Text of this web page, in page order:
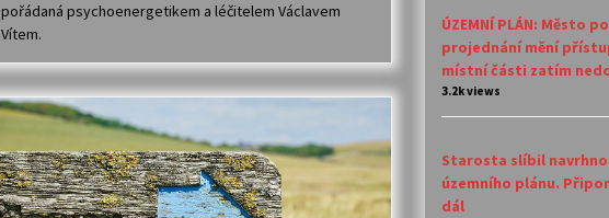
pořádaná psychoenergetikem a léčitelem Václavem
Vítem.
ÚZEMNÍ PLÁN: Město
projednání mění
místní části zatím
3.2k views
Starosta slíbil
územního plánu.
dál